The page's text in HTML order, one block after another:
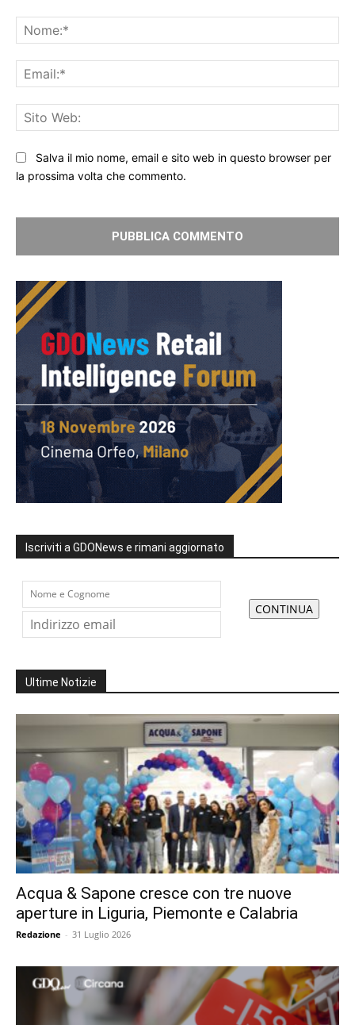
Salva il mio nome, email e sito web in questo browser per
la prossima volta che commento.
Iscriviti a GDONews e rimani aggiornato
Ultime Notizie
Acqua & Sapone cresce con tre nuove
aperture in Liguria, Piemonte e Calabria
Redazione - 31 Luglio 2026